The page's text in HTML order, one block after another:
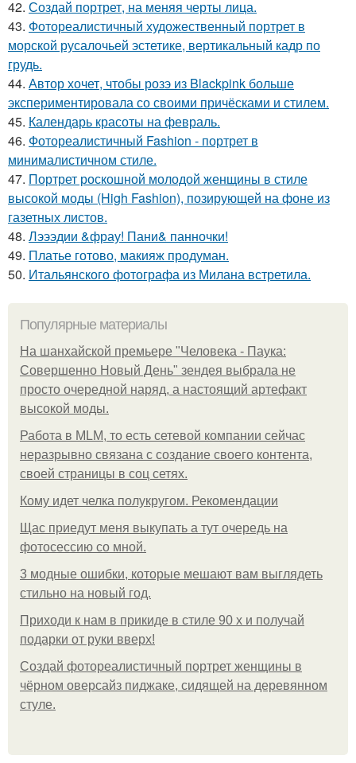
42. Создай портрет, на меняя черты лица.
43. Фотореалистичный художественный портрет в
морской русалочьей эстетике, вертикальный кадр по
грудь.
44. Автор хочет, чтобы розэ из Blackpink больше
экспериментировала со своими причёсками и стилем.
45. Календарь красоты на февраль.
46. Фотореалистичный Fashion - портрет в
минималистичном стиле.
47. Портрет роскошной молодой женщины в стиле
высокой моды (High Fashion), позирующей на фоне из
газетных листов.
48. Лэээдии &фрау! Пани& панночки!
49. Платье готово, макияж продуман.
50. Итальянского фотографа из Милана встретила.
Популярные материалы
На шанхайской премьере "Человека - Паука:
Совершенно Новый День" зендея выбрала не
просто очередной наряд, а настоящий артефакт
высокой моды.
Работа в MLM, то есть сетевой компании сейчас
неразрывно связана с создание своего контента,
своей страницы в соц сетях.
Кому идет челка полукругом. Рекомендации
Щас приедут меня выкупать а тут очередь на
фотосессию со мной.
3 модные ошибки, которые мешают вам выглядеть
стильно на новый год.
Приходи к нам в прикиде в стиле 90 х и получай
подарки от руки вверх!
Создай фотореалистичный портрет женщины в
чёрном оверсайз пиджаке, сидящей на деревянном
стуле.